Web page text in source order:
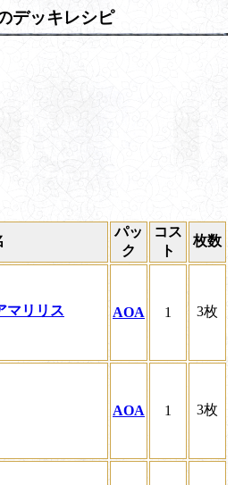
デッキレシピ
パッ
ク
コス
ト
枚数
マリリス AOA 1 3枚
AOA 1 3枚